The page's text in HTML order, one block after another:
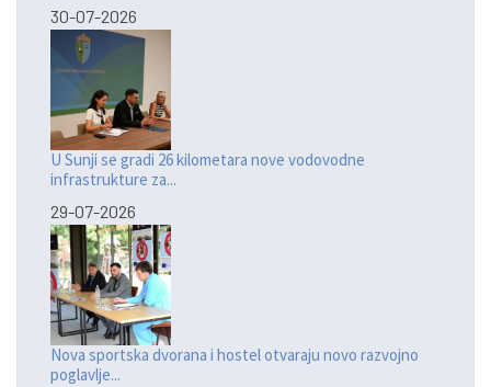
30-07-2026
U Sunji se gradi 26 kilometara nove vodovodne
infrastrukture za...
29-07-2026
Nova sportska dvorana i hostel otvaraju novo razvojno
poglavlje...